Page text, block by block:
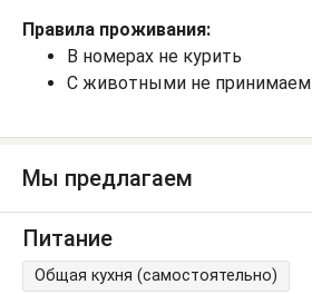
Правила проживания:
В номерах не курить
С животными не принимаем
Мы предлагаем
Питание
Общая кухня (самостоятельно)